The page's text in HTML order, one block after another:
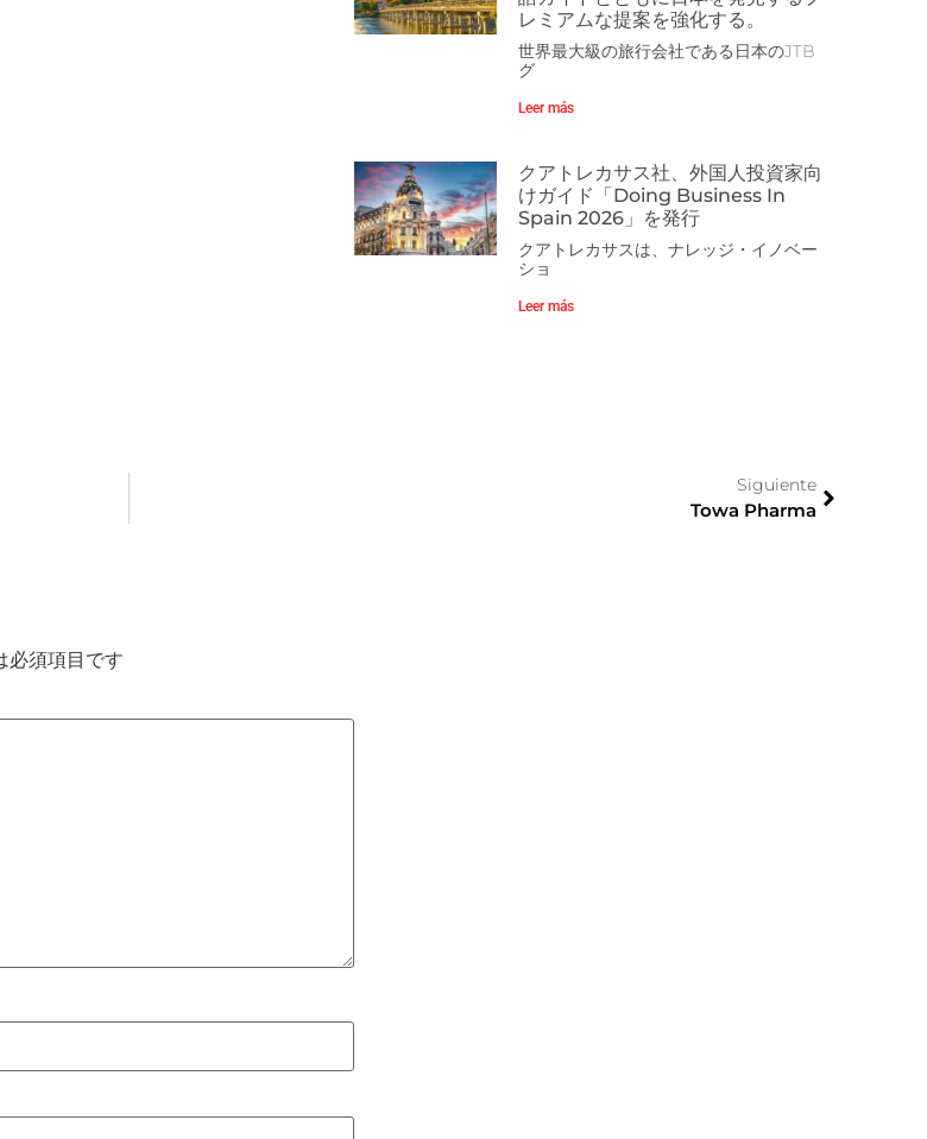
レミアムな提案を強化する。
世界最大級の旅行会社である日本のJTB
グ
Leer más
クアトレカサス社、外国人投資家向
けガイド「Doing Business In
Spain 2026」を発行
クアトレカサスは、ナレッジ・イノベー
ショ
Leer más
Siguiente
Towa Pharma
必須項目です